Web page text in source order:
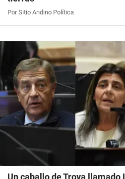
Por Sitio Andino Política
Un caballo de Troya